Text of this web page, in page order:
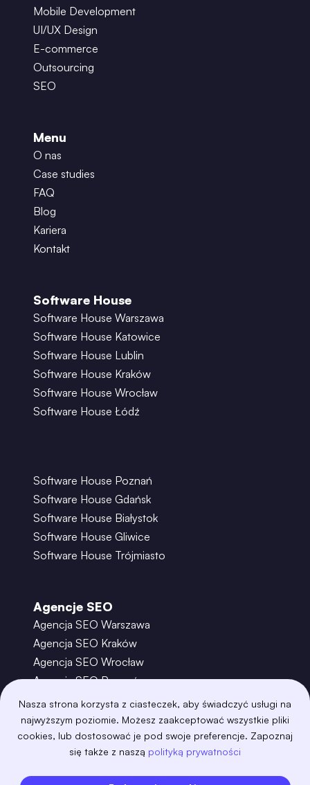
Nasza strona korzysta z ciasteczek, aby świadczyć usługi na
najwyższym poziomie. Możesz zaakceptować wszystkie pliki
cookies, lub dostosować je pod swoje preferencje. Zapoznaj
się także z naszą polityką prywatności
Mobile Development
UI/UX Design
E-commerce
Outsourcing
SEO
Menu
O nas
Case studies
FAQ
Blog
Kariera
Kontakt
Software House
Software House Warszawa
Software House Katowice
Software House Lublin
Software House Kraków
Software House Wrocław
Software House Łódź
Software House Poznań
Software House Gdańsk
Software House Białystok
Software House Gliwice
Software House Trójmiasto
Agencje SEO
Agencja SEO Warszawa
Agencja SEO Kraków
Agencja SEO Wrocław
Agencja SEO Poznań
Agencja SEO Gdańsk
Agencja SEO Toruń